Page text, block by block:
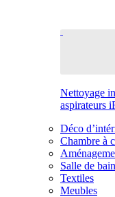
Nettoyage
aspirateurs
Déco
Chambre à
Salle de
Textiles
Meubles